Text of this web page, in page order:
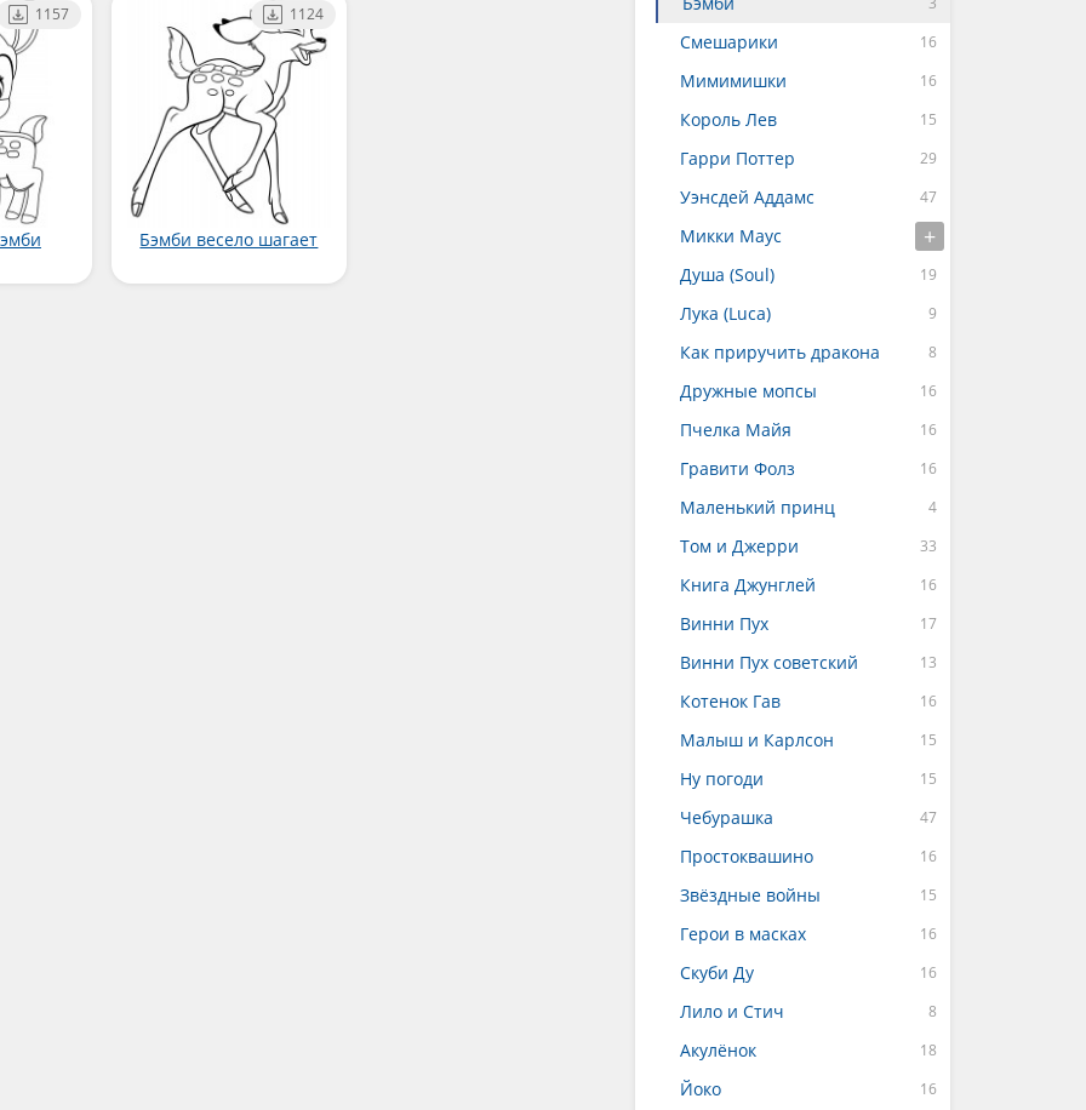
1157
Бэмби весело шагает
1124
Смешарики
Мимимишки
Король Лев
Гарри Поттер
Уэнсдей Аддамс
Микки Маус
Душа (Soul)
Лука (Luca)
Как приручить дракона
Дружные мопсы
Пчелка Майя
Гравити Фолз
Маленький принц
Том и Джерри
Книга Джунглей
Винни Пух
Винни Пух советский
Котенок Гав
Малыш и Карлсон
Ну погоди
Чебурашка
Простоквашино
Звёздные войны
Герои в масках
Скуби Ду
Лило и Стич
Акулёнок
Йоко